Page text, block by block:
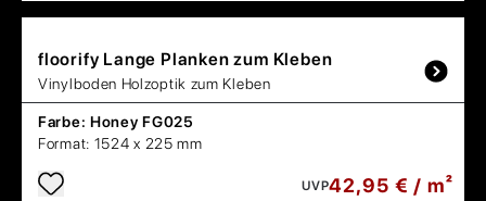
floorify Lange Planken zum Kleben
Vinylboden Holzoptik zum Kleben
Farbe: Honey FG025
Format: 1524 x 225 mm
UVP42,95 € / m²